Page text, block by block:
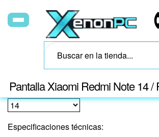
Pantalla Xiaomi Redmi Note 14 /
Especificaciones técnicas: